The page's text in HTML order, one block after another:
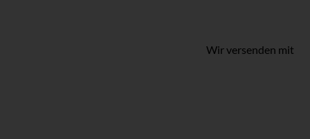
Wir versenden mit